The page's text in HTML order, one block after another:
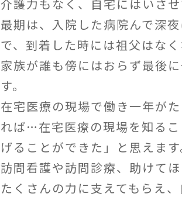
介護力もなく、自宅にはいさ
最期は、入院した病院んで深
で、到着した時には祖父はなく
家族が誰も傍にはおらず最後
す。
在宅医療の現場で働き一年が
れば…在宅医療の現場を知る
げることができた」と思えます
訪問看護や訪問診療、助けて
たくさんの力に支えてもらえ